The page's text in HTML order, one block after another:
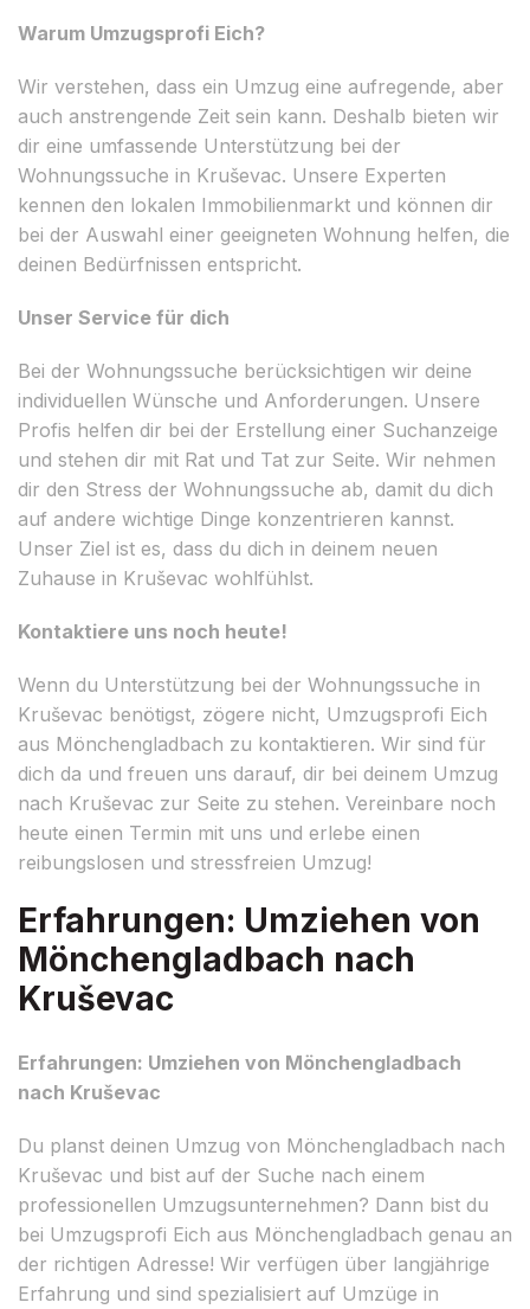
Warum Umzugsprofi Eich?
Wir verstehen, dass ein Umzug eine aufregende, aber
auch anstrengende Zeit sein kann. Deshalb bieten wir
dir eine umfassende Unterstützung bei der
Wohnungssuche in Kruševac. Unsere Experten
kennen den lokalen Immobilienmarkt und können dir
bei der Auswahl einer geeigneten Wohnung helfen, die
deinen Bedürfnissen entspricht.
Unser Service für dich
Bei der Wohnungssuche berücksichtigen wir deine
individuellen Wünsche und Anforderungen. Unsere
Profis helfen dir bei der Erstellung einer Suchanzeige
und stehen dir mit Rat und Tat zur Seite. Wir nehmen
dir den Stress der Wohnungssuche ab, damit du dich
auf andere wichtige Dinge konzentrieren kannst.
Unser Ziel ist es, dass du dich in deinem neuen
Zuhause in Kruševac wohlfühlst.
Kontaktiere uns noch heute!
Wenn du Unterstützung bei der Wohnungssuche in
Kruševac benötigst, zögere nicht, Umzugsprofi Eich
aus Mönchengladbach zu kontaktieren. Wir sind für
dich da und freuen uns darauf, dir bei deinem Umzug
nach Kruševac zur Seite zu stehen. Vereinbare noch
heute einen Termin mit uns und erlebe einen
reibungslosen und stressfreien Umzug!
Erfahrungen: Umziehen von
Mönchengladbach nach
Kruševac
Erfahrungen: Umziehen von Mönchengladbach
nach Kruševac
Du planst deinen Umzug von Mönchengladbach nach
Kruševac und bist auf der Suche nach einem
professionellen Umzugsunternehmen? Dann bist du
bei Umzugsprofi Eich aus Mönchengladbach genau an
der richtigen Adresse! Wir verfügen über langjährige
Erfahrung und sind spezialisiert auf Umzüge in